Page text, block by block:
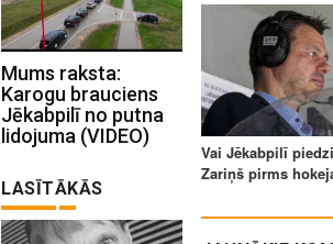
Mums raksta:
Karogu brauciens
Jēkabpilī no putna
lidojuma (VIDEO)
LASĪTĀKĀS